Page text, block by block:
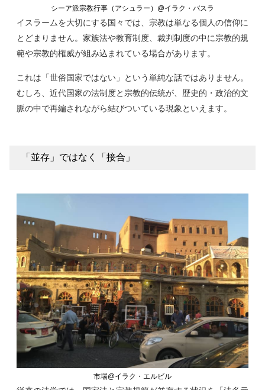
シーア派宗教行事（アシュラー）@イラク・バスラ
イスラームを大切にする国々では、宗教は単なる個人の信仰に
とどまりません。家族法や教育制度、裁判制度の中に宗教的規
範や宗教的権威が組み込まれている場合があります。
これは「世俗国家ではない」という単純な話ではありません。
むしろ、近代国家の法制度と宗教的伝統が、歴史的・政治的文
脈の中で再編されながら結びついている現象といえます。
「並存」ではなく「接合」
市場@イラク・エルビル